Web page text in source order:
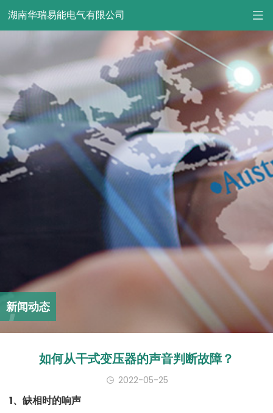
湖南华瑞易能电气有限公司
新闻动态
如何从干式变压器的声音判断故障？
2022-05-25
1、缺相时的响声